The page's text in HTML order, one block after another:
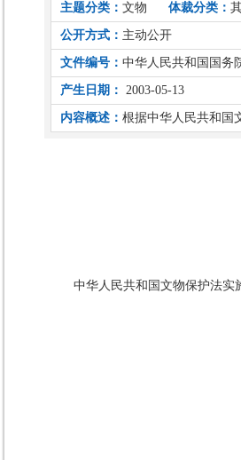
主题分类： 文物 体裁分类：
公开方式： 主动公开
文件编号： 中华人民共和国国务
产生日期： 2003-05-13
内容概述： 根据中华人民共和国
中华人民共和国文物保护法实